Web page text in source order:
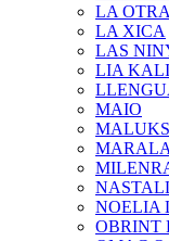
LA OTRA
LA XICA
LAS
LIA KALI
MAIO
MALUKS
MARALA
NOELIA
OBRINT